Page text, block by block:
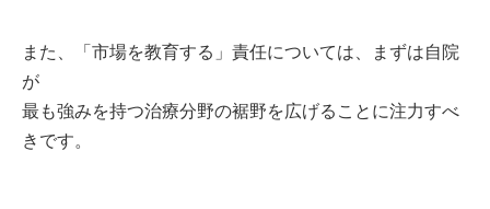
また、「市場を教育する」責任については、まずは自院
が
最も強みを持つ治療分野の裾野を広げることに注力すべ
きです。